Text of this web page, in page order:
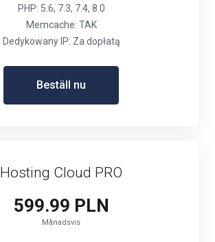
PHP: 5.6, 7.3, 7.4, 8.0
Memcache: TAK
Dedykowany IP: Za dopłatą
Beställ nu
Hosting Cloud PRO
599.99 PLN
Månadsvis